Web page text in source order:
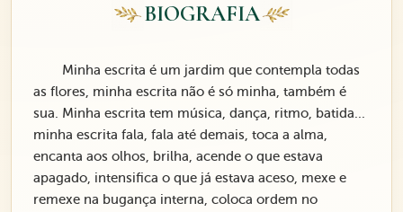
BIOGRAFIA
Minha escrita é um jardim que contempla todas
as flores, minha escrita não é só minha, também é
sua. Minha escrita tem música, dança, ritmo, batida...
minha escrita fala, fala até demais, toca a alma,
encanta aos olhos, brilha, acende o que estava
apagado, intensifica o que já estava aceso, mexe e
remexe na bugança interna, coloca ordem no